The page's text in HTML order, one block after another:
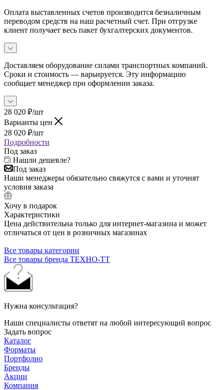
Оплата выставленных счетов производится безналичным
переводом средств на наш расчетный счет. При отгрузке
клиент получает весь пакет бухгалтерских документов.
Доставляем оборудование силами транспортных компаний.
Сроки и стоимость — варьируется. Эту информацию
сообщает менеджер при оформлении заказа.
28 020 ₽/шт
Варианты цен
28 020 ₽/шт
Подробности
Под заказ
Нашли дешевле?
Под заказ
Наши менеджеры обязательно свяжутся с вами и уточнят
условия заказа
Хочу в подарок
Характеристики
Цена действительна только для интернет-магазина и может
отличаться от цен в розничных магазинах
Все товары категории
Все товары бренда ТЕХНО-ТТ
Нужна консультация?
Наши специалисты ответят на любой интересующий вопрос
Задать вопрос
Каталог
Форматы
Портфолио
Бренды
Акции
Компания